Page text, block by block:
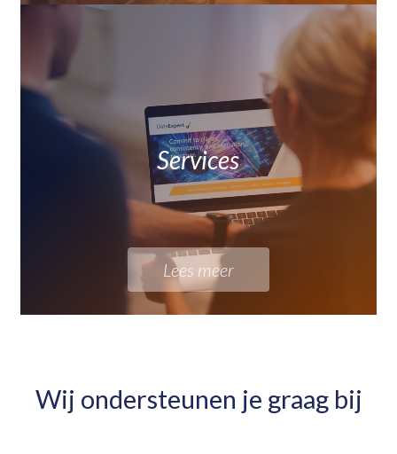
Services
Lees meer
Wij ondersteunen je graag bij